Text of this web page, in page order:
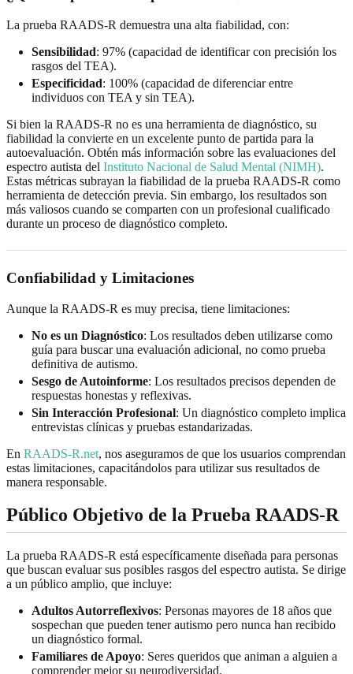
La prueba RAADS-R demuestra una alta fiabilidad, con:
Sensibilidad: 97% (capacidad de identificar con precisión los
rasgos del TEA).
Especificidad: 100% (capacidad de diferenciar entre
individuos con TEA y sin TEA).
Si bien la RAADS-R no es una herramienta de diagnóstico, su
fiabilidad la convierte en un excelente punto de partida para la
autoevaluación. Obtén más información sobre las evaluaciones del
espectro autista del Instituto Nacional de Salud Mental (NIMH).
Estas métricas subrayan la fiabilidad de la prueba RAADS-R como
herramienta de detección previa. Sin embargo, los resultados son
más valiosos cuando se comparten con un profesional cualificado
durante un proceso de diagnóstico completo.
Confiabilidad y Limitaciones
Aunque la RAADS-R es muy precisa, tiene limitaciones:
No es un Diagnóstico: Los resultados deben utilizarse como
guía para buscar una evaluación adicional, no como prueba
definitiva de autismo.
Sesgo de Autoinforme: Los resultados precisos dependen de
respuestas honestas y reflexivas.
Sin Interacción Profesional: Un diagnóstico completo implica
entrevistas clínicas y pruebas estandarizadas.
En RAADS-R.net, nos aseguramos de que los usuarios comprendan
estas limitaciones, capacitándolos para utilizar sus resultados de
manera responsable.
Público Objetivo de la Prueba RAADS-R
La prueba RAADS-R está específicamente diseñada para personas
que buscan evaluar sus posibles rasgos del espectro autista. Se dirige
a un público amplio, que incluye:
Adultos Autorreflexivos: Personas mayores de 18 años que
sospechan que pueden tener autismo pero nunca han recibido
un diagnóstico formal.
Familiares de Apoyo: Seres queridos que animan a alguien a
comprender mejor su neurodiversidad.